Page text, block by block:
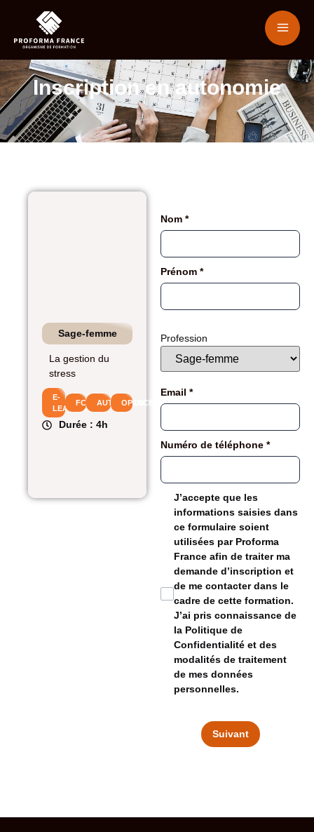
Inscription en autonomie
Sage-femme
La gestion du
stress
E-
LEARNING
FC AUTOFINANCEMENT
OPCO
Durée : 4h
Nom*
Prénom*
Profession
Email*
Numéro de téléphone*
J’accepte que les
informations saisies dans
ce formulaire soient
utilisées par Proforma
France afin de traiter ma
demande d’inscription et
de me contacter dans le
cadre de cette formation.
J’ai pris connaissance de
la Politique de
Confidentialité et des
modalités de traitement
de mes données
personnelles.
Suivant